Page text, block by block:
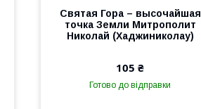
Святая Гора – высочайшая
точка Земли Митрополит
Николай (Хаджиниколау)
105 ₴
Готово до відправки